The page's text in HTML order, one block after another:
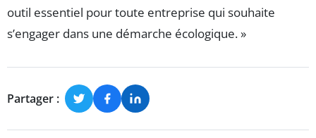
outil essentiel pour toute entreprise qui souhaite
s’engager dans une démarche écologique. »
Partager :